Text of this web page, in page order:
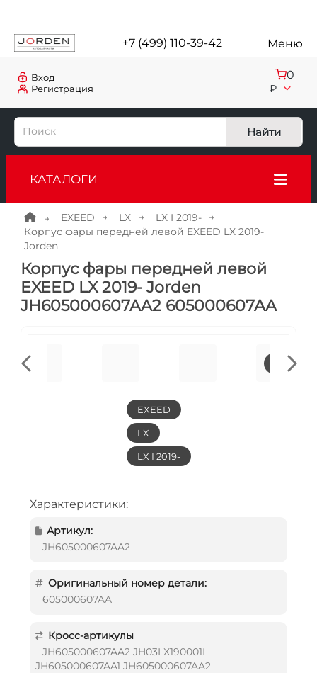
+7 (499) 110-39-42 Меню
Регистрация
Вход 0
₽
Найти
КАТАЛОГИ
EXEED LX
LX I 2019-
Корпус фары передней левой EXEED LX 2019-
Jorden
Корпус фары передней левой
EXEED LX 2019- Jorden
JH605000607AA2 605000607AA
EXEED
LX
LX I 2019-
Характеристики:
Артикул:
JH605000607AA2
Оригинальный номер детали:
605000607AA
Кросс-артикулы
JH605000607AA2 JH03LX190001L
JH605000607AA1 JH605000607AA2